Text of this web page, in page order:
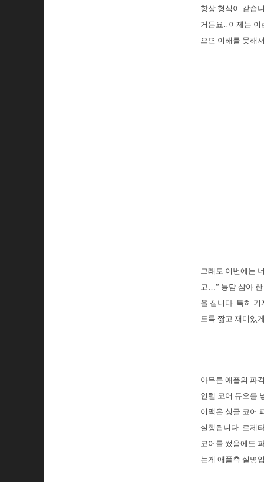
항상 형식이 같습
거든요.. 이제는
으면 이해를 못해
그래도 이번에는
고…” 농담 삼아 한
을 칩니다. 특히
도록 짧고 재미있
아무튼 애플의 파
인텔 코어 듀오를
이맥은 싱글 코어
실행됩니다. 로제
코어를 썼음에도
는게 애플측 설명